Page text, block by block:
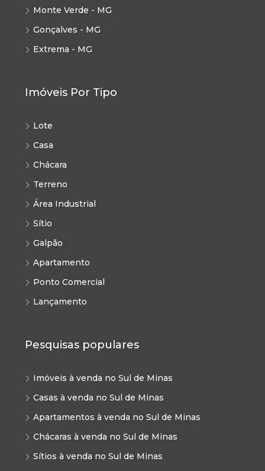
Monte Verde - MG
Gonçalves - MG
Extrema - MG
Imóveis Por Tipo
Lote
Casa
Chácara
Terreno
Área Industrial
Sítio
Galpão
Apartamento
Ponto Comercial
Lançamento
Pesquisas populares
Imóveis à venda no Sul de Minas
Casas à venda no Sul de Minas
Apartamentos à venda no Sul de Minas
Chácaras à venda no Sul de Minas
Sítios à venda no Sul de Minas